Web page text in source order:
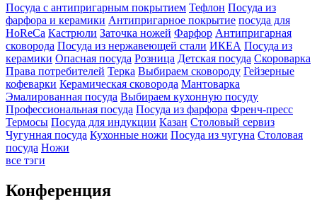
Посуда с антипригарным покрытием Тефлон Посуда из
фарфора и керамики Антипригарное покрытие посуда для
HoReCa Кастрюли Заточка ножей Фарфор Антипригарная
сковорода Посуда из нержавеющей стали ИКЕА Посуда из
керамики Опасная посуда Розница Детская посуда Скороварка
Права потребителей Терка Выбираем сковороду Гейзерные
кофеварки Керамическая сковорода Мантоварка
Эмалированная посуда Выбираем кухонную посуду
Профессиональная посуда Посуда из фарфора Френч-пресс
Термосы Посуда для индукции Казан Столовый сервиз
Чугунная посуда Кухонные ножи Посуда из чугуна Столовая
посуда Ножи
все тэги
Конференция